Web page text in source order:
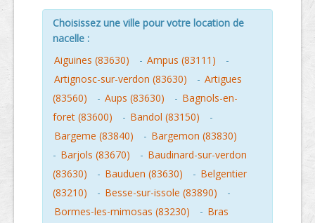
Choisissez une ville pour votre location de
nacelle :
Aiguines (83630)
- Ampus (83111)
-
Artignosc-sur-verdon (83630)
- Artigues
(83560)
- Aups (83630) - Bagnols-en-
foret (83600)
- Bandol (83150)
-
Bargeme (83840)
- Bargemon (83830)
- Barjols (83670) - Baudinard-sur-verdon
(83630)
- Bauduen (83630) - Belgentier
(83210)
- Besse-sur-issole (83890)
-
Bormes-les-mimosas (83230)
- Bras